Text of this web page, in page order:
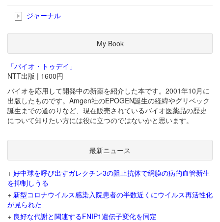
ジャーナル
My Book
「バイオ・トゥデイ」
NTT出版 | 1600円
バイオを応用して開発中の新薬を紹介した本です。2001年10月に
出版したものです。Amgen社のEPOGEN誕生の経緯やグリベック
誕生までの道のりなど、現在販売されているバイオ医薬品の歴史
について知りたい方には役に立つのではないかと思います。
最新ニュース
+ 好中球を呼び出すガレクチン3の阻止抗体で網膜の病的血管新生
を抑制しうる
+ 新型コロナウイルス感染入院患者の半数近くにウイルス再活性化
が見られた
+ 良好な代謝と関連するFNIP1遺伝子変化を同定